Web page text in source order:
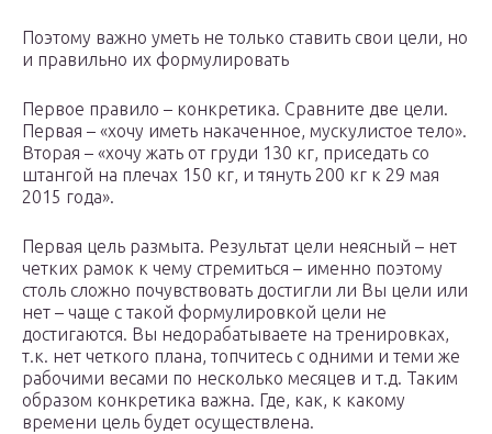
Поэтому важно уметь не только ставить свои цели, но
и правильно их формулировать
Первое правило – конкретика. Сравните две цели.
Первая – «хочу иметь накаченное, мускулистое тело».
Вторая – «хочу жать от груди 130 кг, приседать со
штангой на плечах 150 кг, и тянуть 200 кг к 29 мая
2015 года».
Первая цель размыта. Результат цели неясный – нет
четких рамок к чему стремиться – именно поэтому
столь сложно почувствовать достигли ли Вы цели или
нет – чаще с такой формулировкой цели не
достигаются. Вы недорабатываете на тренировках,
т.к. нет четкого плана, топчитесь с одними и теми же
рабочими весами по несколько месяцев и т.д. Таким
образом конкретика важна. Где, как, к какому
времени цель будет осуществлена.